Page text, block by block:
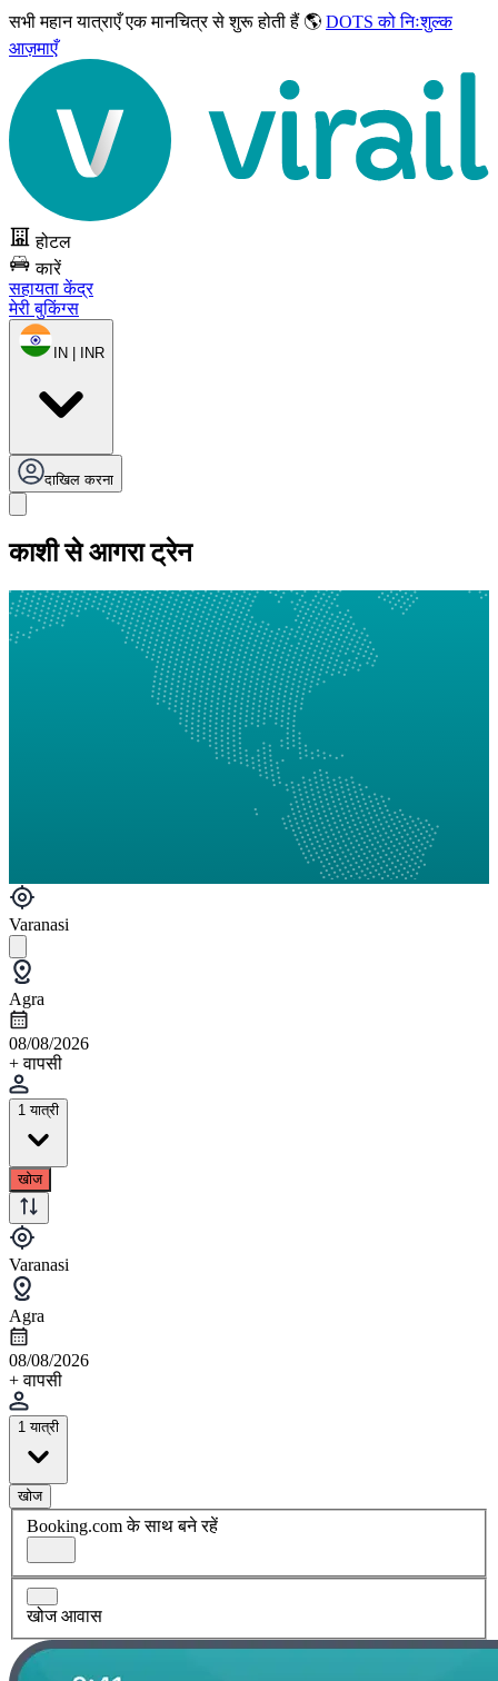
सभी महान यात्राएँएक मानचित्र से शुरू होती हैं 🌎 DOTS को निःशुल्क
आज़माएँ
होटल
कारें
सहायता केंद्र
मेरी बुकिंग्स
IN | INR
दाखिल करना
काशी से आगरा ट्रेन
Varanasi
Agra
08/08/2026
+ वापसी
1 यात्री
खोज
Varanasi
Agra
08/08/2026
+ वापसी
1 यात्री
खोज
Booking.com के साथ बने रहें
खोज आवास